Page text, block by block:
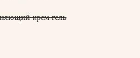
крем-гель